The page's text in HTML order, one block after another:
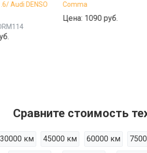
Audi DENSO
Comma
Цена: 1090 руб.
Сравните стоимость
30000 км 45000 км 60000 км